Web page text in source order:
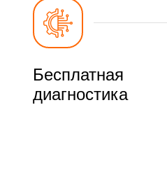
Бесплатная
диагностика